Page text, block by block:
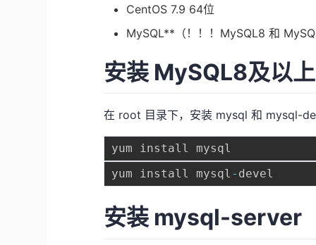
CentOS 7.9 64位
MySQL**（！！！MySQL8 和
安装 MySQL8及以上
在 root 目录下，安装 mysql 和 mysql-
yum install mysql -
安装 mysql-server